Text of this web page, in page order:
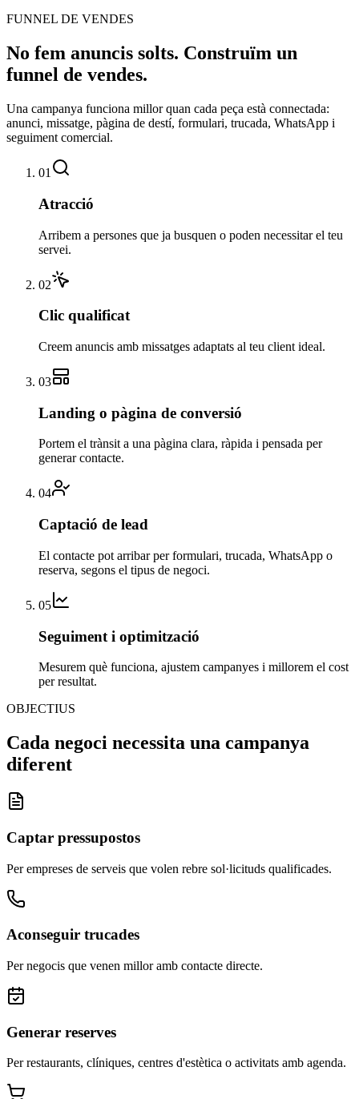
FUNNEL DE VENDES
No fem anuncis solts. Construïm un
funnel de vendes.
Una campanya funciona millor quan cada peça està connectada:
anunci, missatge, pàgina de destí, formulari, trucada, WhatsApp i
seguiment comercial.
01
Atracció
Arribem a persones que ja busquen o poden necessitar el teu
servei.
02
Clic qualificat
Creem anuncis amb missatges adaptats al teu client ideal.
03
Landing o pàgina de conversió
Portem el trànsit a una pàgina clara, ràpida i pensada per
generar contacte.
04
Captació de lead
El contacte pot arribar per formulari, trucada, WhatsApp o
reserva, segons el tipus de negoci.
05
Seguiment i optimització
Mesurem què funciona, ajustem campanyes i millorem el cost
per resultat.
OBJECTIUS
Cada negoci necessita una campanya
diferent
Captar pressupostos
Per empreses de serveis que volen rebre sol·licituds qualificades.
Aconseguir trucades
Per negocis que venen millor amb contacte directe.
Generar reserves
Per restaurants, clíniques, centres d'estètica o activitats amb agenda.